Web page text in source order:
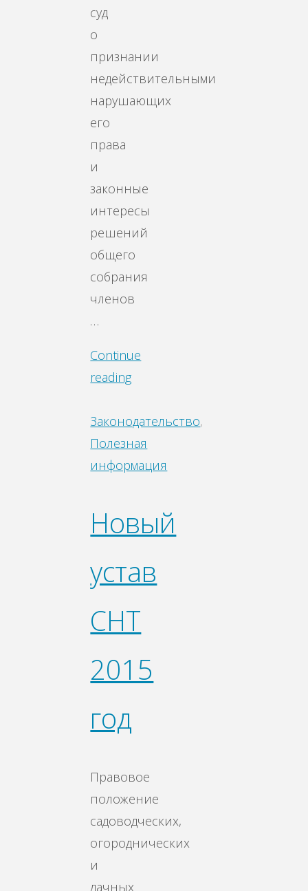
суд
о
признании
недействительными
нарушающих
его
права
и
законные
интересы
решений
общего
собрания
членов
…
Continue
reading
Законодательство,
Полезная
информация
Новый
устав
СНТ
2015
год
Правовое
положение
садоводческих,
огороднических
и
дачных